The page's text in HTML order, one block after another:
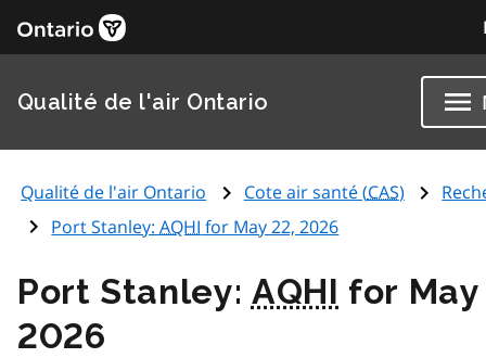
Qualité de l'air Ontario
Qualité de l'air Ontario Cote air santé (CAS)
Port Stanley:AQHI for May 22, 2026
Port Stanley: AQHI for
2026